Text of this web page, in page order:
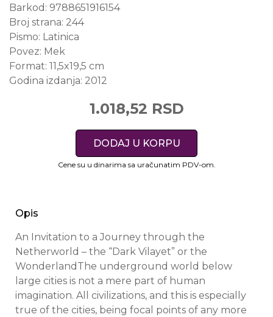
Barkod: 9788651916154
Broj strana: 244
Pismo: Latinica
Povez: Mek
Format: 11,5x19,5 cm
Godina izdanja: 2012
1.018,52 RSD
DODAJ U KORPU
Cene su u dinarima sa uračunatim PDV-om.
Opis
An Invitation to a Journey through the
Netherworld – the “Dark Vilayet” or the
WonderlandThe underground world below
large cities is not a mere part of human
imagination. All civilizations, and this is especially
true of the cities, being focal points of any more